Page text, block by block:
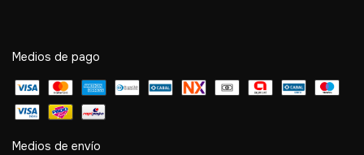
Medios de pago
Medios de envío